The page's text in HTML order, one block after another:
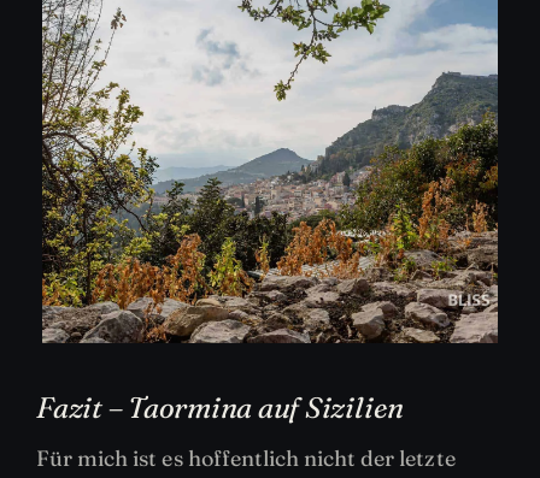
Fazit – Taormina auf Sizilien
Für mich ist es hoffentlich nicht der letzte